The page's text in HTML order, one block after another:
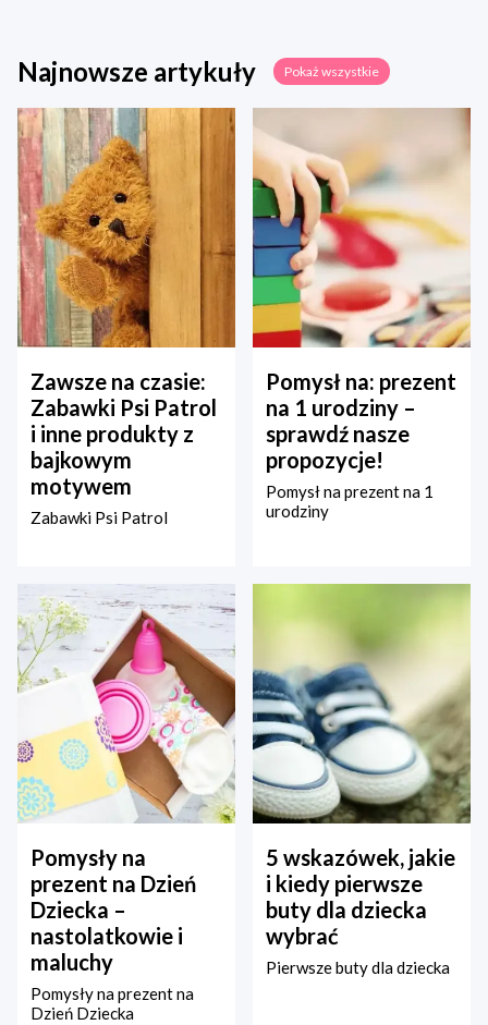
Najnowsze artykuły Pokaż wszystkie
Zawsze na czasie:
Zabawki Psi Patrol
i inne produkty z
bajkowym
motywem
Zabawki Psi Patrol
Pomysł na: prezent
na 1 urodziny –
sprawdź nasze
propozycje!
Pomysł na prezent na 1
urodziny
Pomysły na
prezent na Dzień
Dziecka –
nastolatkowie i
maluchy
Pomysły na prezent na
Dzień Dziecka
5 wskazówek, jakie
i kiedy pierwsze
buty dla dziecka
wybrać
Pierwsze buty dla dziecka